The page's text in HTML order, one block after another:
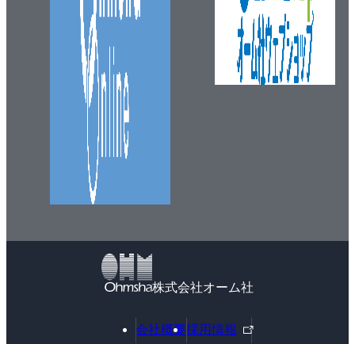
株式会社オーム社
会社概要採用情報
外